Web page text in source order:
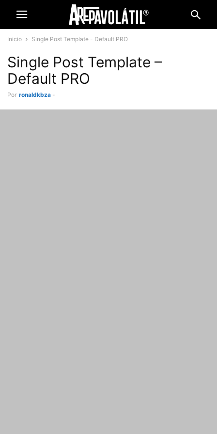
Inicio Single Post Template - Default PRO
Single Post Template –
Default PRO
Por ronaldkbza -